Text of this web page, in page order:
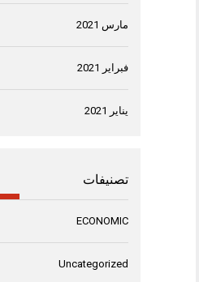
مارس 2021
فبراير 2021
يناير 2021
تصنيفات
ECONOMIC
Uncategorized